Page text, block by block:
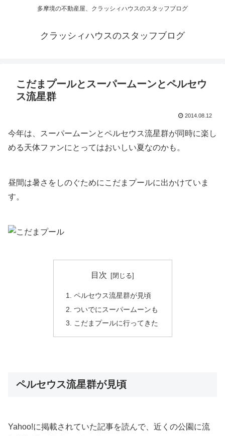
多摩境の不動産屋、クラッシィハウスのスタッフブログ
クラッシィハウスのスタッフブログ
こだまプールとスーパームーンとペルセウ
ス流星群
2014.08.12
今年は、スーパームーンとペルセウス流星群が同時に楽し
める天体ファンにとってはおいしい夏なのかも。
昼間は暑さをしのぐためにこだまプールに出かけていま
す。
目次
ペルセウス流星群が見頃
ついでにスーパームーンも
こだまプールに行ってきた
ペルセウス流星群が見頃
Yahoo!に掲載されていた記事を読んで、近くの公園に流